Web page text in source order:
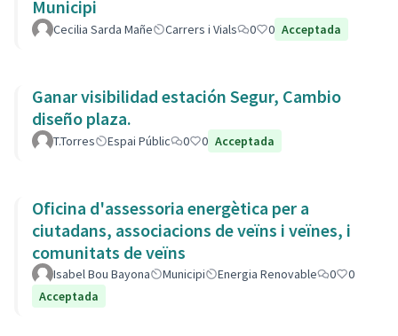
Municipi
Cecilia Sarda Mañe Carrers i Vials 0 0 Acceptada
Ganar visibilidad estación Segur, Cambio
diseño plaza.
T.Torres Espai Públic 0 0 Acceptada
Oficina d'assessoria energètica per a
ciutadans, associacions de veïns i veïnes, i
comunitats de veïns
Isabel Bou Bayona Municipi Energia Renovable 0
0
Acceptada